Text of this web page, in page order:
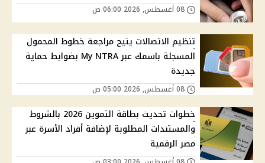
تنظيم الاتصالات يتيح مراجعة خطوط المحمول
المسجلة باسمك عبر My NTRA بضوابط حماية
جديدة
خطوات تحديث بطاقة التموين 2026 بالشروط
والمستندات المطلوبة لإضافة أفراد الأسرة عبر
مصر الرقمية